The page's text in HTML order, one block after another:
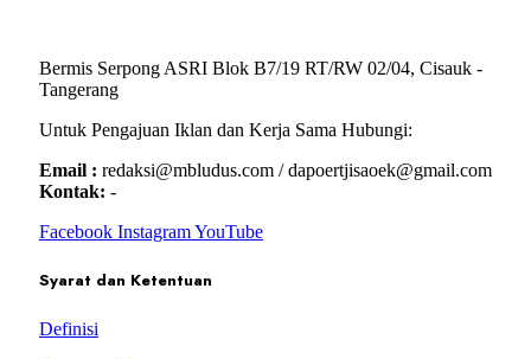
Bermis Serpong ASRI Blok B7/19 RT/RW 02/04, Cisauk -
Tangerang
Untuk Pengajuan Iklan dan Kerja Sama Hubungi:
Email : redaksi@mbludus.com / dapoertjisaoek@gmail.com
Kontak: -
Facebook InstagramYouTube
Syarat dan Ketentuan
Definisi